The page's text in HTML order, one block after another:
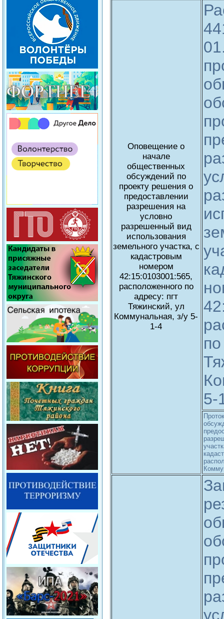
Оповещение о
начале
общественных
обсуждений по
проекту решения о
предоставлении
разрешения на
условно
разрешенный вид
использования
земельного участка, с
кадастровым
номером
42:15:0103001:565,
расположенного по
адресу: пгт
Тяжинский, ул
Коммунальная, з/у 5-
1-4
5-